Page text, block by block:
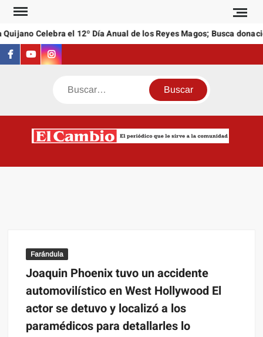
Saltar
contenidoCelebra el 12º Día Anual de los Reyes Magos; Busca
Facebook
YoutubeInstagram
Buscar
Farándula
Joaquin Phoenix tuvo un accidente
automovilístico en West Hollywood El
actor se detuvo y localizó a los
paramédicos para detallarles lo